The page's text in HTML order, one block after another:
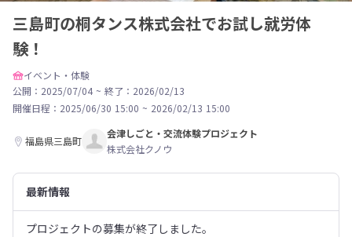
三島町の桐タンス株式会社でお試し就労体
験！
イベント・体験
公開：2025/07/04 ~ 終了：2026/02/13
開催日程： 2025/06/30 15:00 ~ 2026/02/13 15:00
福島県三島町
会津しごと・交流体験プロジェクト
株式会社クノウ
最新情報
プロジェクトの募集が終了しました。